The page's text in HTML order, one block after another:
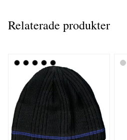
Relaterade produkter